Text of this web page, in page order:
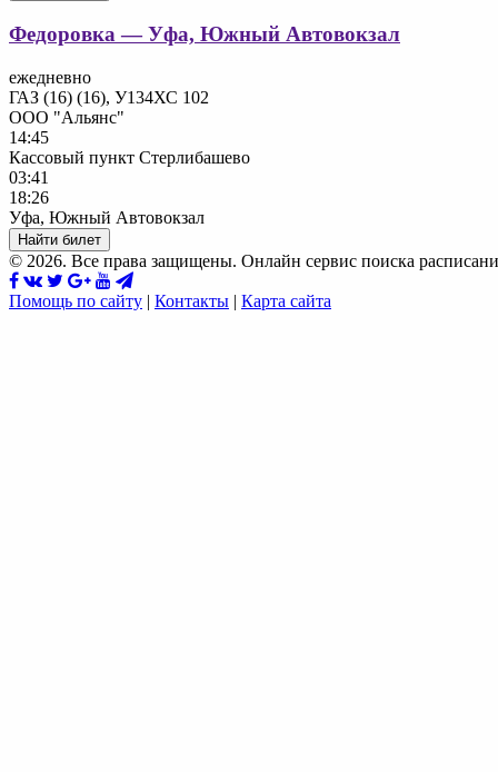
Федоровка — Уфа, Южный Автовокзал
ежедневно
ГАЗ (16) (16), У134ХС 102
ООО "Альянс"
14:45
Кассовый пункт Стерлибашево
03:41
18:26
Уфа, Южный Автовокзал
Найти билет
© 2026. Все права защищены. Онлайн сервис поиска
Помощь по сайту | Контакты | Карта сайта